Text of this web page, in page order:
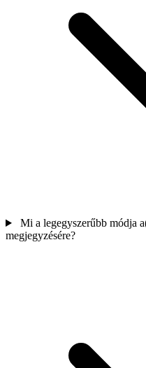
Mi a legegyszerűbb módja
megjegyzésére?